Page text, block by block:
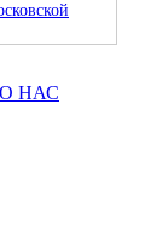
О НАС